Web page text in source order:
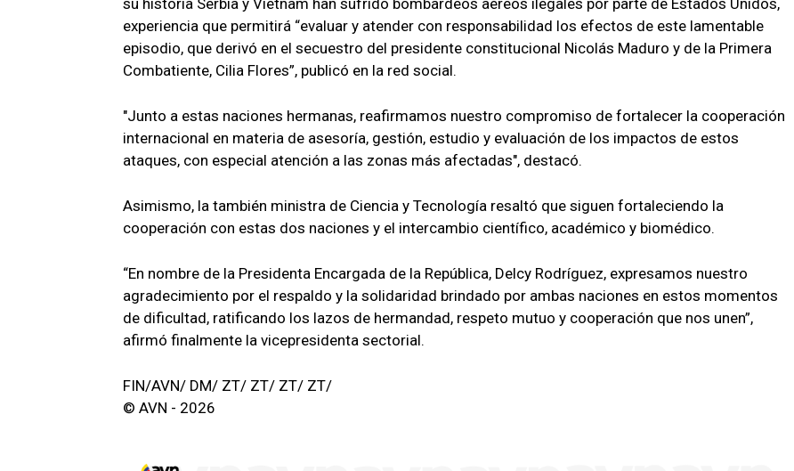
su historia Serbia y Vietnam han sufrido bombardeos aéreos ilegales por parte de Estados Unidos,
experiencia que permitirá “evaluar y atender con responsabilidad los efectos de este lamentable
episodio, que derivó en el secuestro del presidente constitucional Nicolás Maduro y de la Primera
Combatiente, Cilia Flores”, publicó en la red social.
"Junto a estas naciones hermanas, reafirmamos nuestro compromiso de fortalecer la cooperación
internacional en materia de asesoría, gestión, estudio y evaluación de los impactos de estos
ataques, con especial atención a las zonas más afectadas", destacó.
Asimismo, la también ministra de Ciencia y Tecnología resaltó que siguen fortaleciendo la
cooperación con estas dos naciones y el intercambio científico, académico y biomédico.
“En nombre de la Presidenta Encargada de la República, Delcy Rodríguez, expresamos nuestro
agradecimiento por el respaldo y la solidaridad brindado por ambas naciones en estos momentos
de dificultad, ratificando los lazos de hermandad, respeto mutuo y cooperación que nos unen”,
afirmó finalmente la vicepresidenta sectorial.
FIN/AVN/ DM/ ZT/ ZT/ ZT/ ZT/
© AVN - 2026